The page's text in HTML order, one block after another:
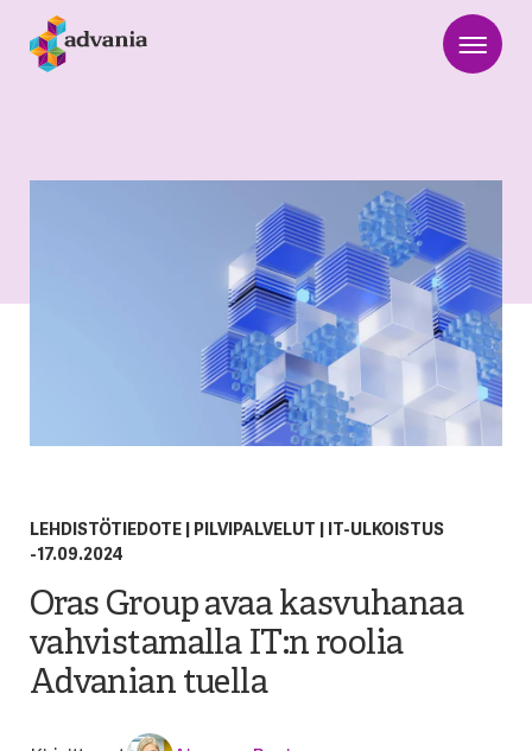
LEHDISTÖTIEDOTE| PILVIPALVELUT | IT-ULKOISTUS
-17.09.2024
Oras Group avaa kasvuhanaa
vahvistamalla IT:n roolia
Advanian tuella